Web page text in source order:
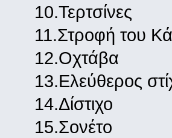
10.Τερτσίνες
11.Στροφή του
12.Οχτάβα
13.Ελεύθερος
14.Δίστιχο
15.Σονέτο